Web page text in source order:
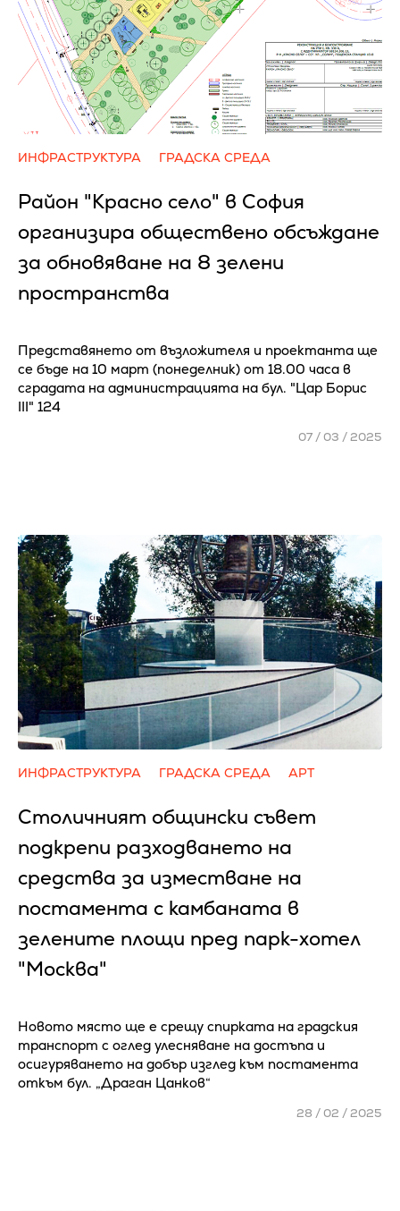
ИНФРАСТРУКТУРА ГРАДСКА СРЕДА
Район "Красно село" в София
организира обществено обсъждане
за обновяване на 8 зелени
пространства
Представянето от възложителя и проектанта ще
се бъде на 10 март (понеделник) от 18.00 часа в
сградата на администрацията на бул. "Цар Борис
ІІІ" 124
07 / 03 / 2025
ИНФРАСТРУКТУРА ГРАДСКА СРЕДА АРТ
Столичният общински съвет
подкрепи разходването на
средства за изместване на
постамента с камбаната в
зелените площи пред парк-хотел
"Москва"
Новото място ще е срещу спирката на градския
транспорт с оглед улесняване на достъпа и
осигуряването на добър изглед към постамента
откъм бул. „Драган Цанков“
28 / 02 / 2025